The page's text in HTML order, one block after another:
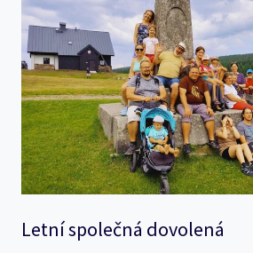
Letní společná dovolená